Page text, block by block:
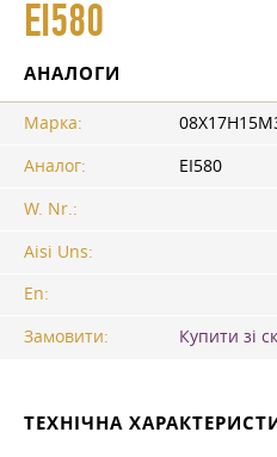
ЕІ580
АНАЛОГИ
Марка:
Аналог:
ЕІ580
W. Nr.:
Aisi Uns:
En:
Замовити:
Купити зі
ТЕХНІЧНА